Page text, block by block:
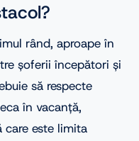
rând, aproape în
șoferii începători și
să respecte
în vacanță,
care este limita